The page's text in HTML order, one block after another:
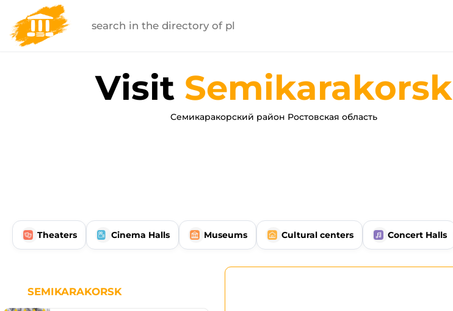
Visit Semikarakorsk
Семикаракорский район Ростовская область
Theaters Cinema Halls Museums Cultural centers Concert Halls
SEMIKARAKORSK